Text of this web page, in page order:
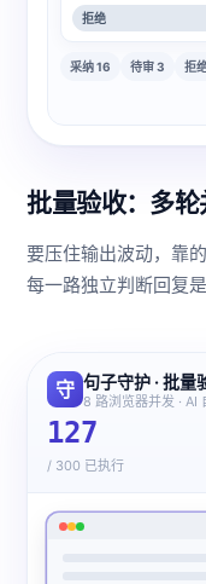
拒绝
采纳 16 待审 3 拒
批量验收：多
要压住输出波动，靠
每一路独立判断回复是
守 句子守护 · 批量
8 路浏览器并发 · AI
127
/ 300 已执行